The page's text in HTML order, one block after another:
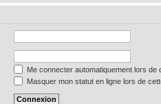
Me connecter automatiquement lors de
Masquer mon statut en ligne lors de